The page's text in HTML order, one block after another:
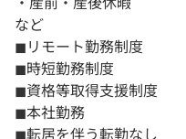
など
◼︎リモート勤務制度
◼︎時短勤務制度
◼︎資格等取得支援制度
◼︎本社勤務
◼︎転居を伴う転勤なし